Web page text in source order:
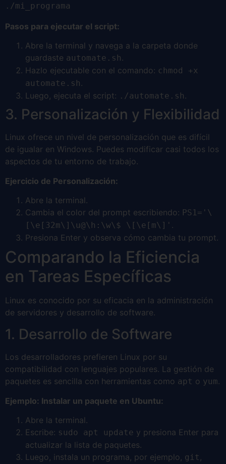
./mi_programa
Pasos para ejecutar el script:
Abre la terminal y navega a la carpeta donde
guardaste automate.sh.
Hazlo ejecutable con el comando: chmod +x
automate.sh.
Luego, ejecuta el script: ./automate.sh.
3. Personalización y Flexibilidad
Linux ofrece un nivel de personalización que es difícil
de igualar en Windows. Puedes modificar casi todos los
aspectos de tu entorno de trabajo.
Ejercicio de Personalización:
Abre la terminal.
Cambia el color del prompt escribiendo: PS1='\
[\e[32m\]\u@\h:\w\$ \[\e[m\]' .
Presiona Enter y observa cómo cambia tu prompt.
Comparando la Eficiencia
en Tareas Específicas
Linux es conocido por su eficacia en la administración
de servidores y desarrollo de software.
1. Desarrollo de Software
Los desarrolladores prefieren Linux por su
compatibilidad con lenguajes populares. La gestión de
paquetes es sencilla con herramientas como apt o yum.
Ejemplo: Instalar un paquete en Ubuntu:
Abre la terminal.
Escribe: sudo apt update y presiona Enter para
actualizar la lista de paquetes.
Luego, instala un programa, por ejemplo, git ,